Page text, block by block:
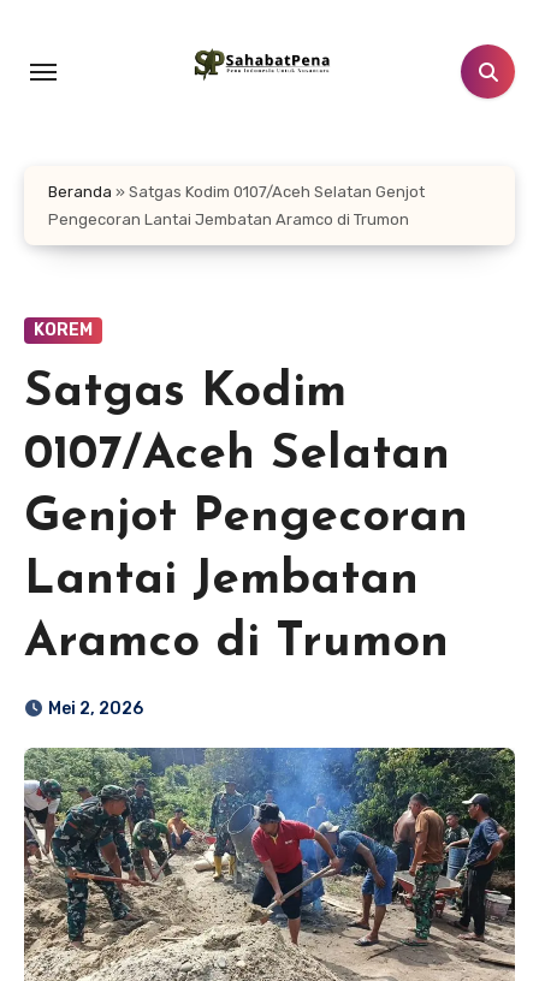
konten
Beranda » Satgas Kodim 0107/Aceh Selatan Genjot
Pengecoran Lantai Jembatan Aramco di Trumon
KOREM
Satgas Kodim
0107/Aceh Selatan
Genjot Pengecoran
Lantai Jembatan
Aramco di Trumon
Mei 2, 2026